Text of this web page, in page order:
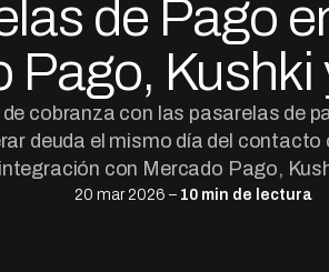
de Pago
Pago,
cobranza con las pasarelas de
deuda el mismo día del
con Mercado Pago,
20 mar 2026 – 10 min de lectura